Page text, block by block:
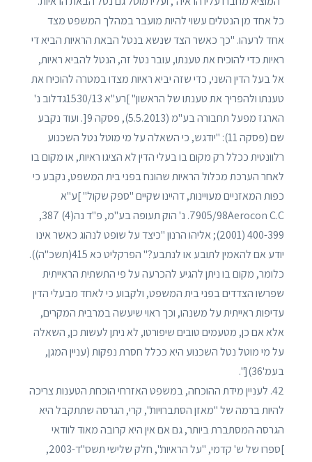
כל אחד מן הנטלים עשוי להיות מועבר במהלך המשפט מצד
אחד לרעהו. "כך כאשר הצד שנשא בנטל הבאת הראיות הביא די
ראיות כדי להוכיח את טענתו, עובר נטל זה, הנטל להביא ראיות,
אל בעל הדין השני, כדי שזה יביא ראיות מצדו במטרה להוכיח את
טענתו ולהפריך את טענתו של הראשון" ]רע"א 1530/13גדלוב נ'
הארגז מפעל תחבורה בע"מ (5.5.2013), פסקה 9[. ועוד נקבע
שם (פסקה 11): "יודגש, כי השאלה על מי מוטל נטל השכנוע
רלוונטית ככלל רק מקום בו בעלי הדין לא הציגו ראיות, או מקום בו
לאחר הערכת מכלול הראיות שהונח בפני בית המשפט, נקבע כי
כפות המאזניים מעויינות, דהיינו שקיים "ספק שקול" ]ע"א
7905/98Aerocon C.C. נ' הוק תעופה בע"מ, פ"ד נה(4) 387,
400-399 (2001); אליהו הרנון "כיצד על שופט לנהוג כאשר אינו
יודע אם להאמין לתובע או לנתבע?" הפרקליט כא 415(תשכ"ה)).
כלומר, מקום בו ניתן להגיע להכרעה על פי התשתית הראייתית
שפרשו הצדדים בפני בית המשפט, ולקבוע כי לאחד מבעלי הדין
עדיפות ראייתית על משנהו, וכך ראוי שיעשה במרבית המקרים,
אלא אם כן, מטעמים טובים שיפורטו, לא ניתן לעשות כן, השאלה
על מי מוטל נטל השכנוע היא ככלל חסרת נפקות (עניין המגן,
בעמ'36)[".
42. לעניין מידת ההוכחה, במשפט האזרחי הוכחת הטענות צריכה
להיות ברמה של "מאזן הסתברויות", קרי, הגרסה שתתקבל היא
הגרסה המסתברת ביותר, גם אם אין היא קרובה מאוד לוודאי
]ספרו של ש' קדמי, "על הראיות", חלק שלישי תשס"ד-2003,